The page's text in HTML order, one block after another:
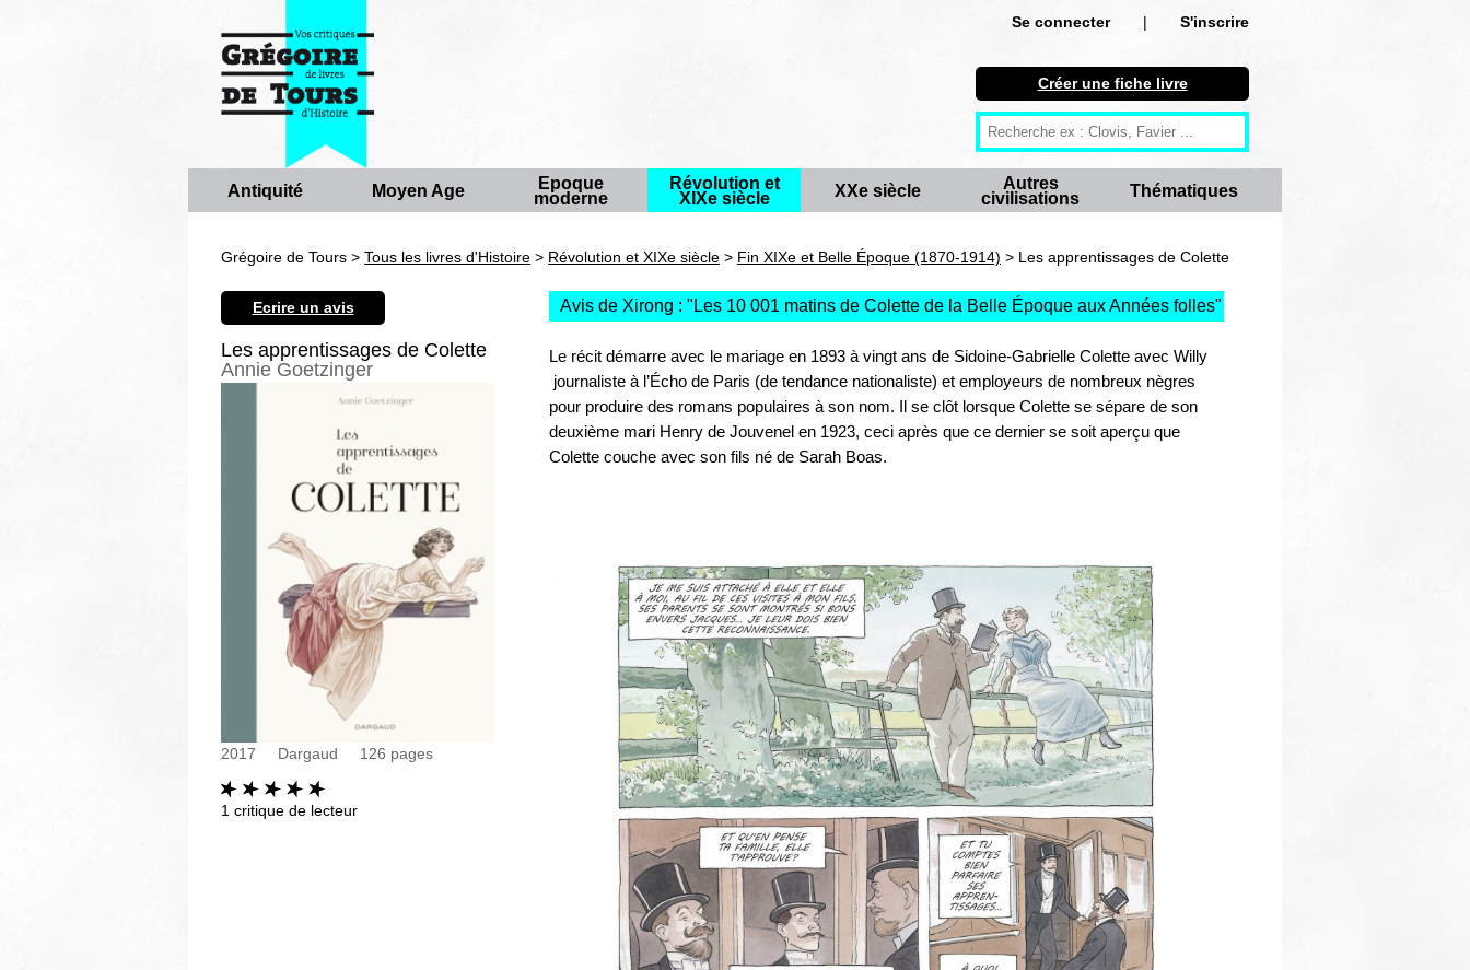
Se connecter |
S'inscrire
S'inscrire
Créer une fiche livre
Antiquité
Moyen Age
Epoque moderne
Autres civilisations
Créer une fiche livre
Antiquité Moyen Age
Epoque
moderne
Révolution et
XIXe siècle
XXe siècle
Autres
civilisations
Thématiques
Grégoire de Tours > Tous les livres d'Histoire > Révolution et XIXe siècle > Fin XIXe et Belle Époque (1870-1914) > Les apprentissages de Colette
Ecrire un avis
Les apprentissages de Colette
Annie Goetzinger
2017 Dargaud 126 pages
1 critique de lecteur
Avis de Xirong : " Les 10 001 matins de Colette de la Belle Époque aux Années folles"
Le récit démarre avec le mariage en 1893 à vingt ans de Sidoine-Gabrielle Colette avec Willy
journaliste à l’Écho de Paris (de tendance nationaliste) et employeurs de nombreux nègres
pour produire des romans populaires à son nom. Il se clôt lorsque Colette se sépare de son
deuxième mari Henry de Jouvenel en 1923, ceci après que ce dernier se soit aperçu que
Colette couche avec son fils né de Sarah Boas.